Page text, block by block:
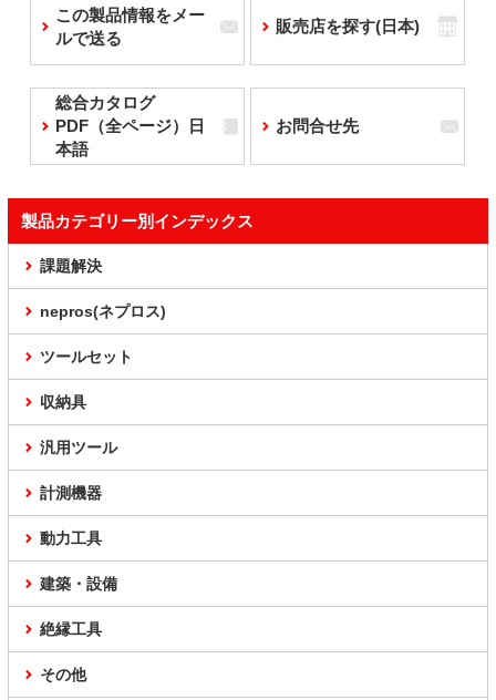
この製品情報をメー
ルで送る
販売店を探す(日本)
総合カタログ
PDF（全ページ）日
本語
お問合せ先
製品カテゴリー別インデックス
課題解決
nepros(ネプロス)
ツールセット
収納具
汎用ツール
計測機器
動力工具
建築・設備
絶縁工具
その他